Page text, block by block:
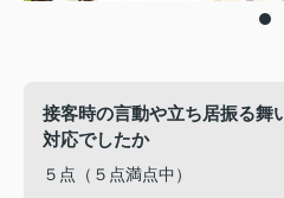
接客時の言動や立ち居振る舞
対応でしたか
５点（５点満点中）